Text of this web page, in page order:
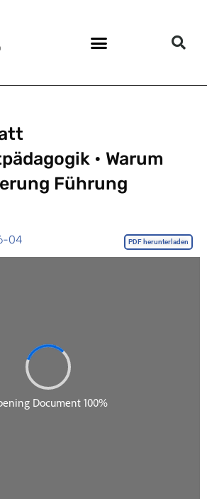
• Warum
Führung
04 PDF herunterladen